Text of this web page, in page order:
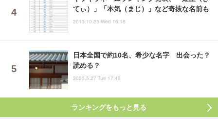
てぃ）」「本気（まじ）」など奇抜な名前も
2013.10.23 Wed 16:18
日本全国で約10名、希少な名字 出会った？
読める？
2025.5.27 Tue 17:45
ランキングをもっと見る